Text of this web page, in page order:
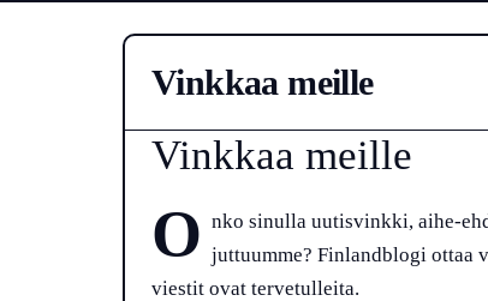
Vinkkaa meille
Vinkkaa meille
O nko sinulla uutisvinkki, aihe-
juttuumme? Finlandblogi ottaa
viestit ovat tervetulleita.